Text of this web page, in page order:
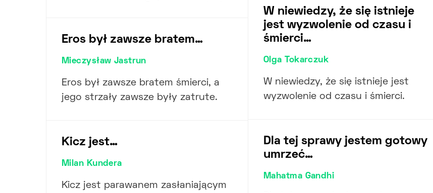
Eros był zawsze bratem…
Mieczysław Jastrun
Eros był zawsze bratem śmierci, a
jego strzały zawsze były zatrute.
Kicz jest…
Milan Kundera
Kicz jest parawanem zasłaniającym
W niewiedzy, że się istnieje
jest wyzwolenie od czasu i
śmierci…
Olga Tokarczuk
W niewiedzy, że się istnieje jest
wyzwolenie od czasu i śmierci.
Dla tej sprawy jestem gotowy
umrzeć…
Mahatma Gandhi